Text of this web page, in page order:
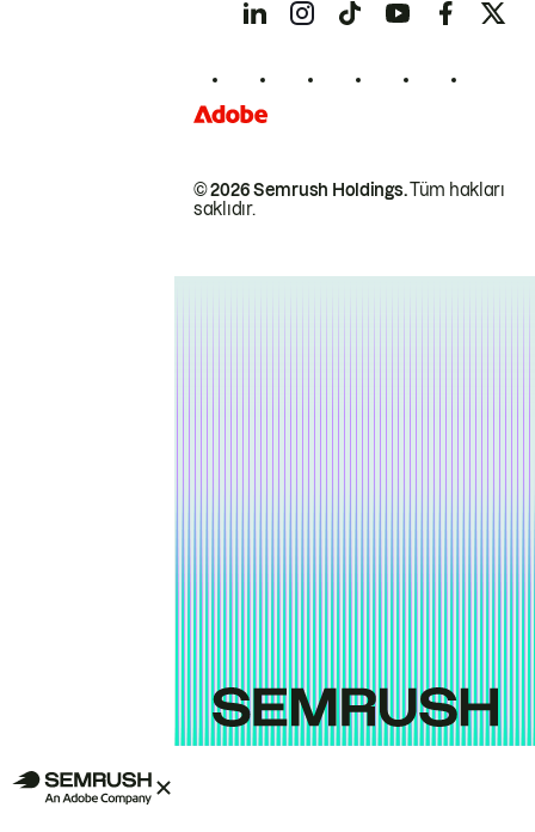
© 2026 Semrush Holdings.Tüm hakları
saklıdır.